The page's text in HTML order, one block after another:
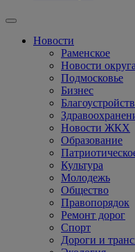
Новости
Раменское
Новости округа
Подмосковье
Бизнес
Новости ЖКХ
Образование
Культура
Молодежь
Общество
Правопорядок
Ремонт дорог
Спорт
Дороги и